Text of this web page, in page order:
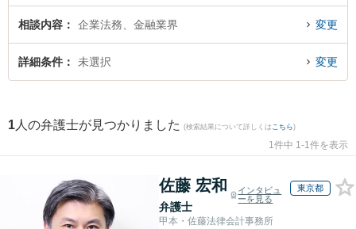
回相談無料で金融業界を法律相談できる深谷市内の弁護士に相談予約したい』
などでお困りの相談者さんにおすすめです。
相談内容 企業法務、金融業界 変更
詳細条件 未選択 変更
1 人の弁護士が見つかりました (検索結果について詳しくは こちら)
1件中 1-1件を表示
佐藤 宏和
弁護士
インタビュ
ーを見る
東京都
甲本・佐藤法律会計事務所